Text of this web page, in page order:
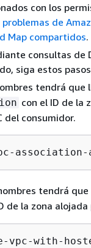
con los
de
Map compartidos.
consultas de
siga estos
tendrá que
con el ID de la
del consumidor.
tendrá que
de la zona alojada
vpc-with-